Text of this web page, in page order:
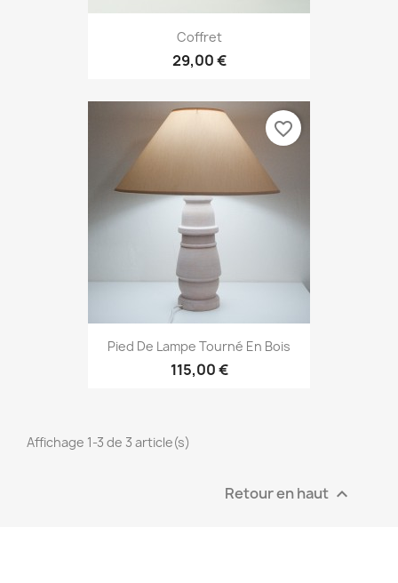
Coffret
29,00 €
Pied De Lampe Tourné En Bois
115,00 €
favorite_border
Affichage 1-3 de 3 article(s)
Retour en haut 